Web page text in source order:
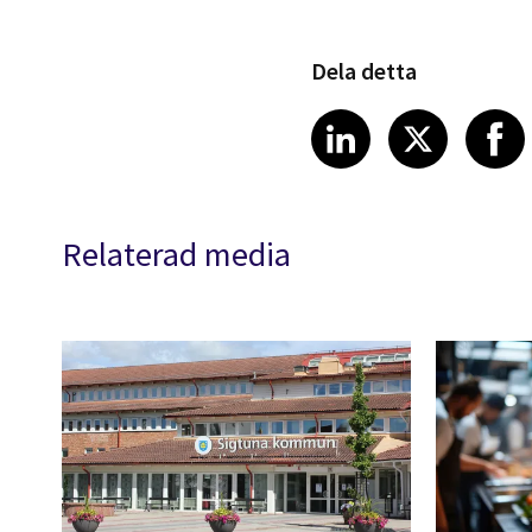
Dela detta
Share article
LinkedIn
Share
X
Relaterad media